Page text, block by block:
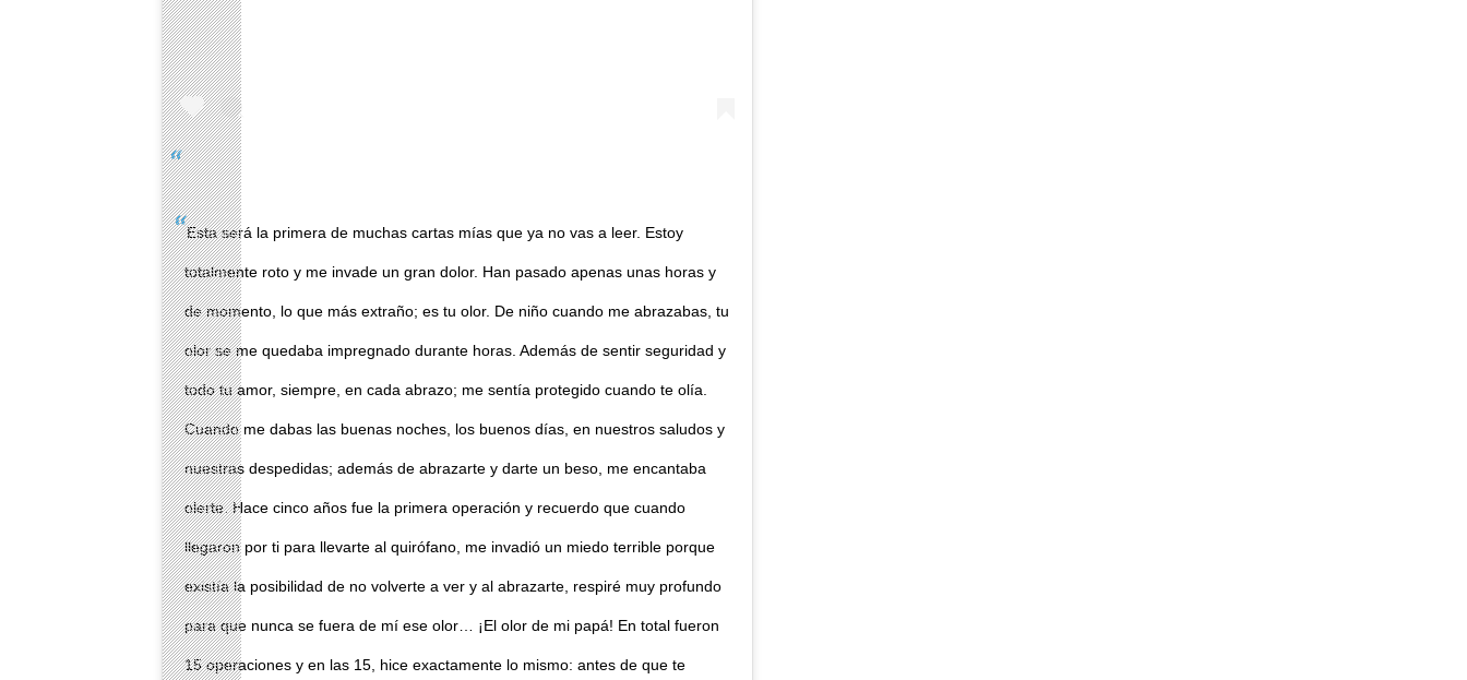
Esta será la primera de muchas cartas mías que ya no vas a leer. Estoy
totalmente roto y me invade un gran dolor. Han pasado apenas unas horas y
de momento, lo que más extraño; es tu olor. De niño cuando me abrazabas, tu
olor se me quedaba impregnado durante horas. Además de sentir seguridad y
todo tu amor, siempre, en cada abrazo; me sentía protegido cuando te olía.
Cuando me dabas las buenas noches, los buenos días, en nuestros saludos y
nuestras despedidas; además de abrazarte y darte un beso, me encantaba
olerte. Hace cinco años fue la primera operación y recuerdo que cuando
llegaron por ti para llevarte al quirófano, me invadió un miedo terrible porque
existía la posibilidad de no volverte a ver y al abrazarte, respiré muy profundo
para que nunca se fuera de mí ese olor… ¡El olor de mi papá! En total fueron
15 operaciones y en las 15, hice exactamente lo mismo: antes de que te